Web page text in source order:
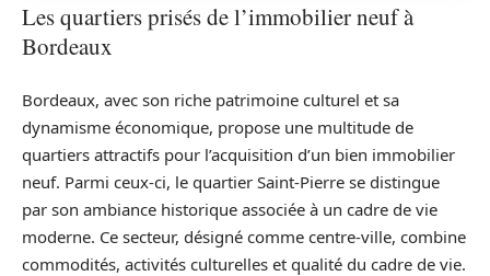
Les quartiers prisés de l’immobilier neuf à
Bordeaux
Bordeaux, avec son riche patrimoine culturel et sa
dynamisme économique, propose une multitude de
quartiers attractifs pour l’acquisition d’un bien immobilier
neuf. Parmi ceux-ci, le quartier Saint-Pierre se distingue
par son ambiance historique associée à un cadre de vie
moderne. Ce secteur, désigné comme centre-ville, combine
commodités, activités culturelles et qualité du cadre de vie.